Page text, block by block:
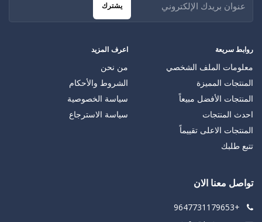
روابط سريعة
معلومات الملف الشخصي
المنتجات المميزة
المنتجات الأفضل مبيعاً
احدث المنتجات
المنتجات الاعلى تقييماً
تتبع طلبك
اعرف المزيد
من نحن
الشروط والأحكام
سياسة الخصوصية
سياسة الاسترجاع
يشترك
تواصل معنا الان
+9647731179653